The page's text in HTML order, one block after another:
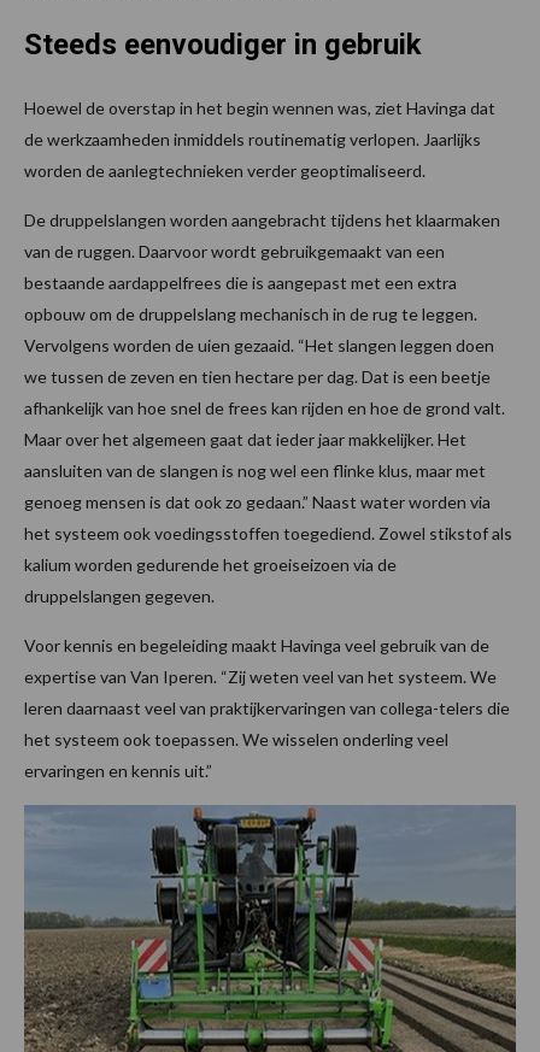
Steeds eenvoudiger in gebruik
Hoewel de overstap in het begin wennen was, ziet Havinga dat
de werkzaamheden inmiddels routinematig verlopen. Jaarlijks
worden de aanlegtechnieken verder geoptimaliseerd.
De druppelslangen worden aangebracht tijdens het klaarmaken
van de ruggen. Daarvoor wordt gebruikgemaakt van een
bestaande aardappelfrees die is aangepast met een extra
opbouw om de druppelslang mechanisch in de rug te leggen.
Vervolgens worden de uien gezaaid. “Het slangen leggen doen
we tussen de zeven en tien hectare per dag. Dat is een beetje
afhankelijk van hoe snel de frees kan rijden en hoe de grond valt.
Maar over het algemeen gaat dat ieder jaar makkelijker. Het
aansluiten van de slangen is nog wel een flinke klus, maar met
genoeg mensen is dat ook zo gedaan.” Naast water worden via
het systeem ook voedingsstoffen toegediend. Zowel stikstof als
kalium worden gedurende het groeiseizoen via de
druppelslangen gegeven.
Voor kennis en begeleiding maakt Havinga veel gebruik van de
expertise van Van Iperen. “Zij weten veel van het systeem. We
leren daarnaast veel van praktijkervaringen van collega-telers die
het systeem ook toepassen. We wisselen onderling veel
ervaringen en kennis uit.”